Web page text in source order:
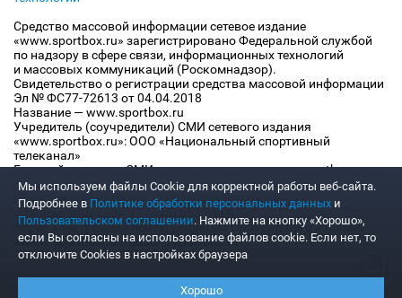
Средство массовой информации сетевое издание
«www.sportbox.ru» зарегистрировано Федеральной службой
по надзору в сфере связи, информационных технологий
и массовых коммуникаций (Роскомнадзор).
Свидетельство о регистрации средства массовой информации
Эл № ФС77-72613 от 04.04.2018
Название — www.sportbox.ru
Учредитель (соучредители) СМИ сетевого издания
«www.sportbox.ru»: ООО «Национальный спортивный
телеканал»
Главный редактор СМИ сетевого издания «www.sportbox.ru»:
Конов В.А.
Номер телефона редакции СМИ сетевого издания
«www.sportbox.ru»: +7 (495) 653 8419
Адрес электронной почты редакции СМИ сетевого издания
«www.sportbox.ru»: editor@sportbox.ru
Мы используем файлы Сookie для корректной работы веб-сайта.
Подробнее в Политике обработки персональных данных и
Пользовательском соглашении. Нажмите на кнопку «Хорошо»,
если Вы согласны на использование файлов cookie. Если нет, то
отключите Cookies в настройках браузера
Хорошо